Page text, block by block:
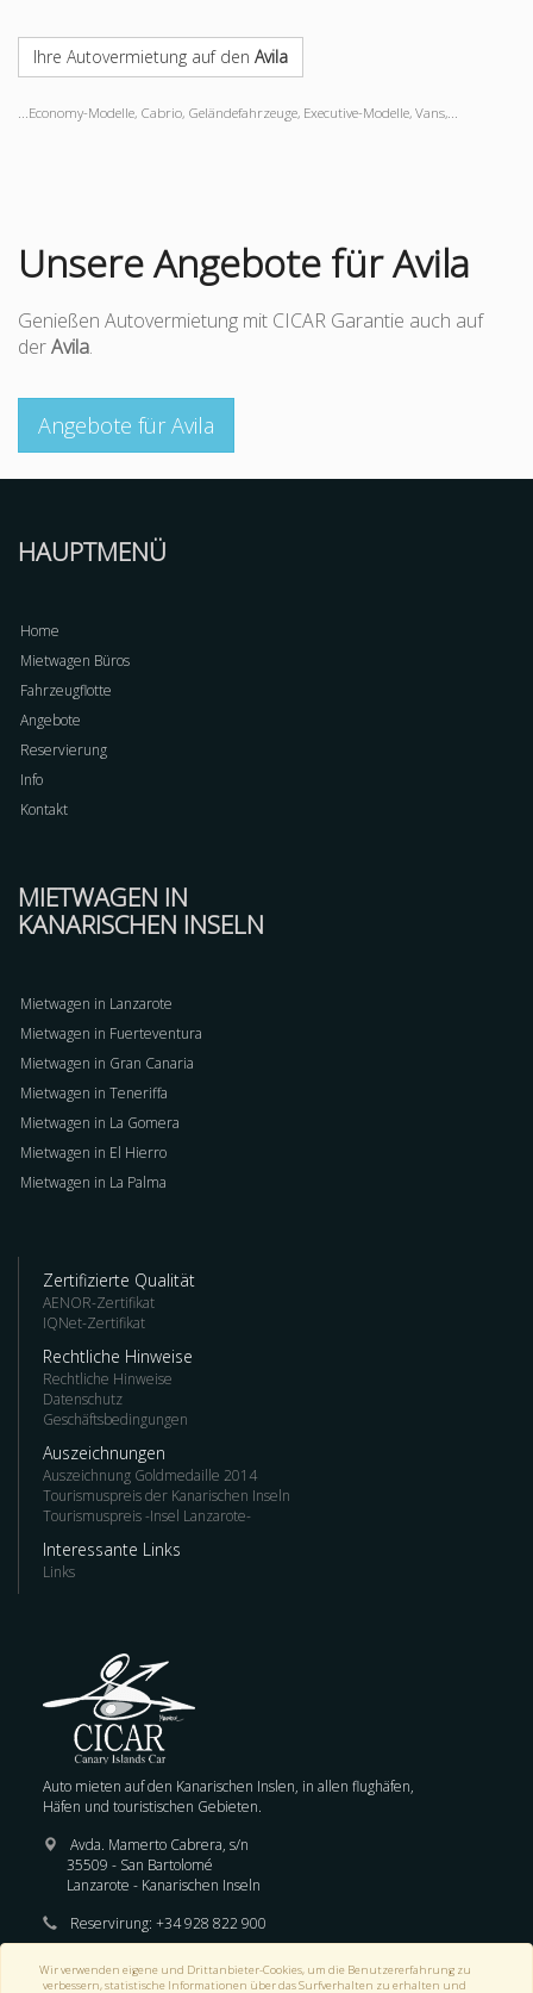
Ihre Autovermietung auf den Avila
...Economy-Modelle, Cabrio, Geländefahrzeuge, Executive-Modelle, Vans,...
Unsere Angebote für Avila
Genießen Autovermietung mit CICAR Garantie auch auf
derAvila.
Angebote für Avila
HAUPTMENÜ
Home
Mietwagen Büros
Fahrzeugflotte
Angebote
Reservierung
Info
Kontakt
MIETWAGEN IN
KANARISCHEN INSELN
Mietwagen in Lanzarote
Mietwagen in Fuerteventura
Mietwagen in Gran Canaria
Mietwagen in Teneriffa
Mietwagen in La Gomera
Mietwagen in El Hierro
Mietwagen in La Palma
Zertifizierte Qualität
AENOR-Zertifikat
IQNet-Zertifikat
Rechtliche Hinweise
Rechtliche Hinweise
Datenschutz
Geschäftsbedingungen
Auszeichnungen
Auszeichnung Goldmedaille 2014
Tourismuspreis der Kanarischen Inseln
Tourismuspreis -Insel Lanzarote-
Interessante Links
Links
Auto mieten auf den Kanarischen Inslen, in allen flughäfen,
Häfen und touristischen Gebieten.
Avda. Mamerto Cabrera, s/n
35509 - San Bartolomé
Lanzarote - Kanarischen Inseln
Reservirung: +34 928 822 900
E-mail :
reservas@cicar.com
Wir verwenden eigene und Drittanbieter-Cookies, um die Benutzererfahrung zu
verbessern, statistische Informationen über das Surfverhalten zu erhalten und